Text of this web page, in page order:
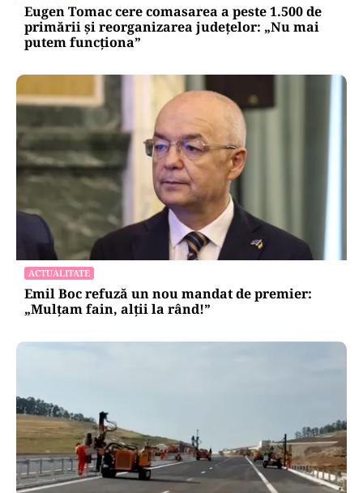
Eugen Tomac cere comasarea a peste 1.500 de
primării și reorganizarea județelor: „Nu mai
putem funcționa”
ACTUALITATE
Emil Boc refuză un nou mandat de premier:
„Mulțam fain, alții la rând!”